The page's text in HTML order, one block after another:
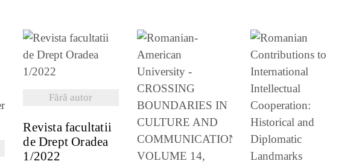
Fără autor
VEZI DETALII
Revista facultatii
de Drept Oradea
1/2022
VEZI DETALII
VEZI DETALII